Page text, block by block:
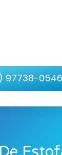
97738-0546